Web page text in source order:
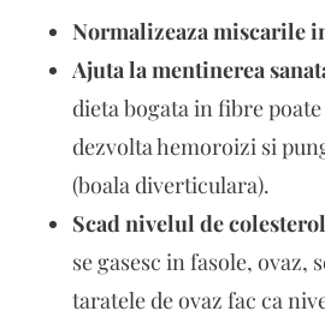
Normalizeaza miscarile
Ajuta la mentinerea
dieta bogata in fibre
dezvolta hemoroizi si
(boala diverticulara).
Scad nivelul de colesterol
se gasesc in fasole, ovaz,
taratele de ovaz fac ca